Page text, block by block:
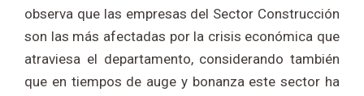
observa que las empresas del Sector Construcción
son las más afectadas por la crisis económica que
atraviesa el departamento, considerando también
que en tiempos de auge y bonanza este sector ha